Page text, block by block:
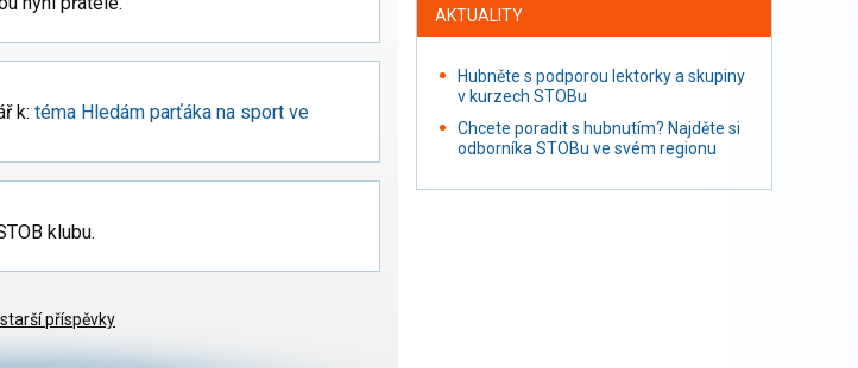
k:téma Hledám parťáka na sport ve
klubu.
příspěvky
AKTUALITY
Hubněte s podporou lektorky a skupiny
v kurzech STOBu
Chcete poradit s hubnutím? Najděte si
odborníka STOBu ve svém regionu